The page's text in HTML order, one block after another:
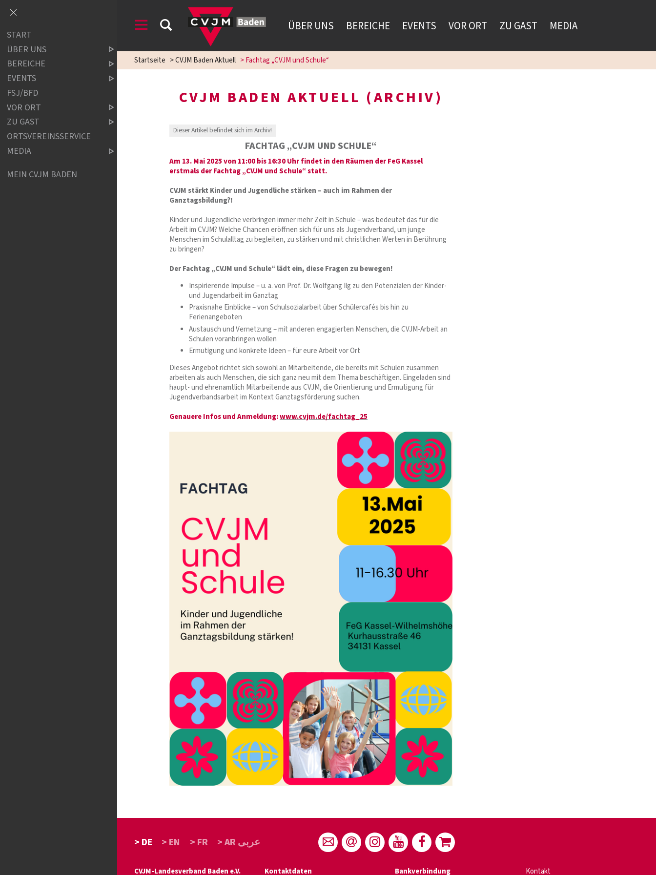
ÜBER UNS BEREICHE EVENTS VOR ORT ZU GAST MEDIA
Startseite >CVJM Baden Aktuell >Fachtag „CVJM und Schule“
CVJM BADEN AKTUELL (ARCHIV)
Dieser Artikel befindet sich im Archiv!
FACHTAG „CVJM UND SCHULE“
Am 13. Mai 2025 von 11:00 bis 16:30 Uhr findet in den Räumen der FeG Kassel
erstmals der Fachtag „CVJM und Schule“ statt.
CVJM stärkt Kinder und Jugendliche stärken – auch im Rahmen der
Ganztagsbildung?!
Kinder und Jugendliche verbringen immer mehr Zeit in Schule – was bedeutet das für die
Arbeit im CVJM? Welche Chancen eröffnen sich für uns als Jugendverband, um junge
Menschen im Schulalltag zu begleiten, zu stärken und mit christlichen Werten in Berührung
zu bringen?
Der Fachtag „CVJM und Schule“ lädt ein, diese Fragen zu bewegen!
Inspirierende Impulse – u. a. von Prof. Dr. Wolfgang Ilg zu den Potenzialen der Kinder-
und Jugendarbeit im Ganztag
Praxisnahe Einblicke – von Schulsozialarbeit über Schülercafés bis hin zu
Ferienangeboten
Austausch und Vernetzung – mit anderen engagierten Menschen, die CVJM-Arbeit an
Schulen voranbringen wollen
Ermutigung und konkrete Ideen – für eure Arbeit vor Ort
Dieses Angebot richtet sich sowohl an Mitarbeitende, die bereits mit Schulen zusammen
arbeiten als auch Menschen, die sich ganz neu mit dem Thema beschäftigen. Eingeladen sind
haupt- und ehrenamtlich Mitarbeitende aus CVJM, die Orientierung und Ermutigung für
Jugendverbandsarbeit im Kontext Ganztagsförderung suchen.
Genauere Infos und Anmeldung:www.cvjm.de/fachtag_25
> DE > EN > FR > AR عربى
CVJM-Landesverband Baden e.V. Kontaktdaten Bankverbindung Kontakt
START
ÜBER UNS
BEREICHE
EVENTS
FSJ/BFD
VOR ORT
ZU GAST
ORTSVEREINSSERVICE
MEDIA
MEIN CVJM BADEN